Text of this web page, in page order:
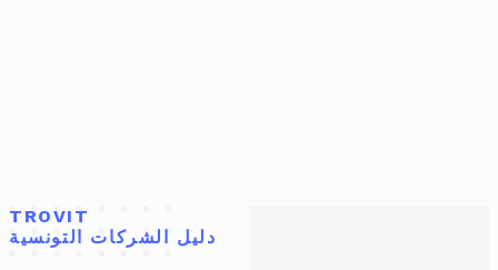
TROVIT
دليل الشركات التونسية